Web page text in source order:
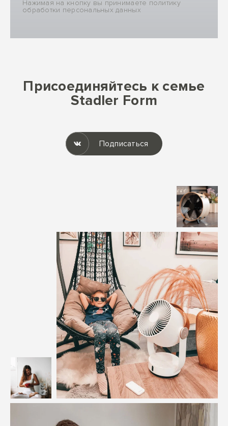
Нажимая на кнопку вы принимаете политику
обработки персональных данных
Присоединяйтесь к семье
Stadler Form
Подписаться